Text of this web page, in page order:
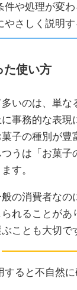
件や処理が変
やさしく説明
た使い方
いのは、単な
事務的な表現
子の種別が豊
うは「お菓子
す。
の消費者なの
れることがあ
ことも大切で
すると不自然に